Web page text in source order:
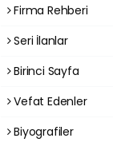
Firma Rehberi
Seri İlanlar
Birinci Sayfa
Vefat Edenler
Biyografiler